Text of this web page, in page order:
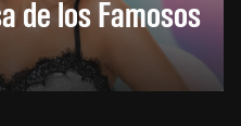
de los Famosos